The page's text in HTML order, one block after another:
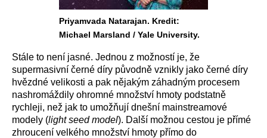
Priyamvada Natarajan. Kredit:
Michael Marsland / Yale University.
Stále to není jasné. Jednou z možností je, že
supermasivní černé díry původně vznikly jako černé díry
hvězdné velikosti a pak nějakým záhadným procesem
nashromáždily ohromné množství hmoty podstatně
rychleji, než jak to umožňují dnešní mainstreamové
modely (light seed model). Další možnou cestou je přímé
zhroucení velkého množství hmoty přímo do